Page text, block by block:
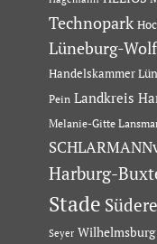
Technopark
Lüneburg-
Handelskammer
Pein Landkreis
Melanie-Gitte
Harburg-
Stade
Seyer Wilhelmsburg